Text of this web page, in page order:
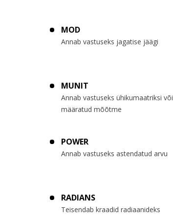
MOD
Annab vastuseks jagatise jäägi
MUNIT
Annab vastuseks ühikumaatriksi või
määratud mõõtme
POWER
Annab vastuseks astendatud arvu
RADIANS
Teisendab kraadid radiaanideks